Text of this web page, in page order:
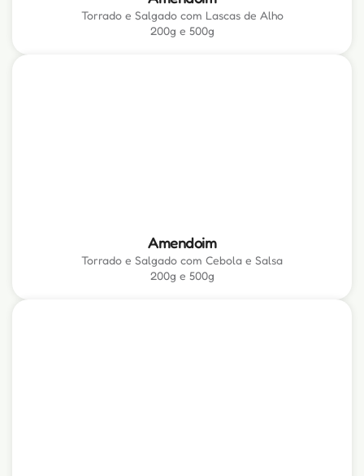
Torrado e Salgado com Lascas de Alho
200g e 500g
Amendoim
Torrado e Salgado com Cebola e Salsa
200g e 500g